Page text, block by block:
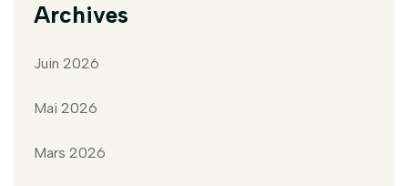
Archives
Juin 2026
Mai 2026
Mars 2026